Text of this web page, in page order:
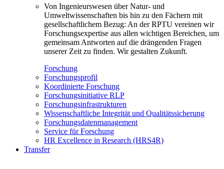
Von Ingenieurswesen über Natur- und
Umweltwissenschaften bis hin zu den Fächern mit
gesellschaftlichem Bezug: An der RPTU vereinen wir
Forschungsexpertise aus allen wichtigen Bereichen, um
gemeinsam Antworten auf die drängenden Fragen
unserer Zeit zu finden. Wir gestalten Zukunft.
Forschung
Forschungsprofil
Koordinierte Forschung
Forschungsinitiative RLP
Forschungsinfrastrukturen
Wissenschaftliche Integrität und Qualitätssicherung
Forschungsdatenmanagement
Service für Forschung
HR Excellence in Research (HRS4R)
Transfer